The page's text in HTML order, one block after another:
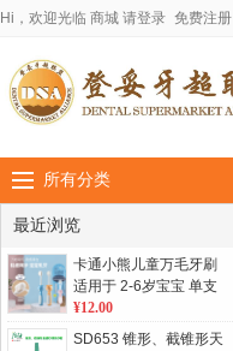
Hi，欢迎光临 商城 请登录 免费注册
所有分类
最近浏览
卡通小熊儿童万毛牙刷
适用于 2-6岁宝宝 单支
卡装， 绿、粉、橘、蓝
色 四色可选
¥12.00
SD653 锥形、截锥形天